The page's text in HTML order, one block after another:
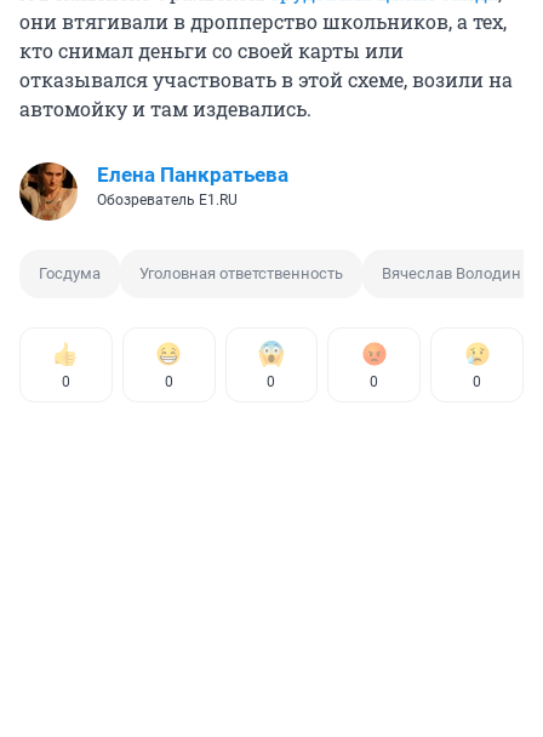
они втягивали в дропперство школьников, а тех,
кто снимал деньги со своей карты или
отказывался участвовать в этой схеме, возили на
автомойку и там издевались.
Елена Панкратьева
Обозреватель E1.RU
Госдума Уголовная ответственность Вячеслав Володин
0 0 0 0 0